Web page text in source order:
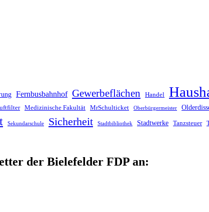
Fernbusbahnhof Gewerbeflächen Handel
Medizinische Fakultät MrSchulticket Oberbürgermeister
Sekundarschule Sicherheit Stadtbibliothek Stadtwerke Tanzsteuer
der Bielefelder FDP an: